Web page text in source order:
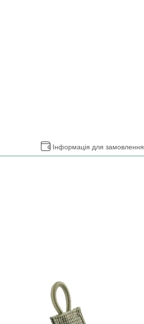
Інформація для замовлення